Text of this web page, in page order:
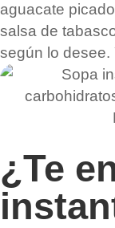
aguacate
salsa de
según lo desee.
¿Te